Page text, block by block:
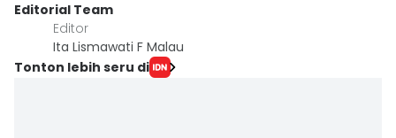
Editorial Team
Editor
Ita Lismawati F Malau
Tonton lebih seru di